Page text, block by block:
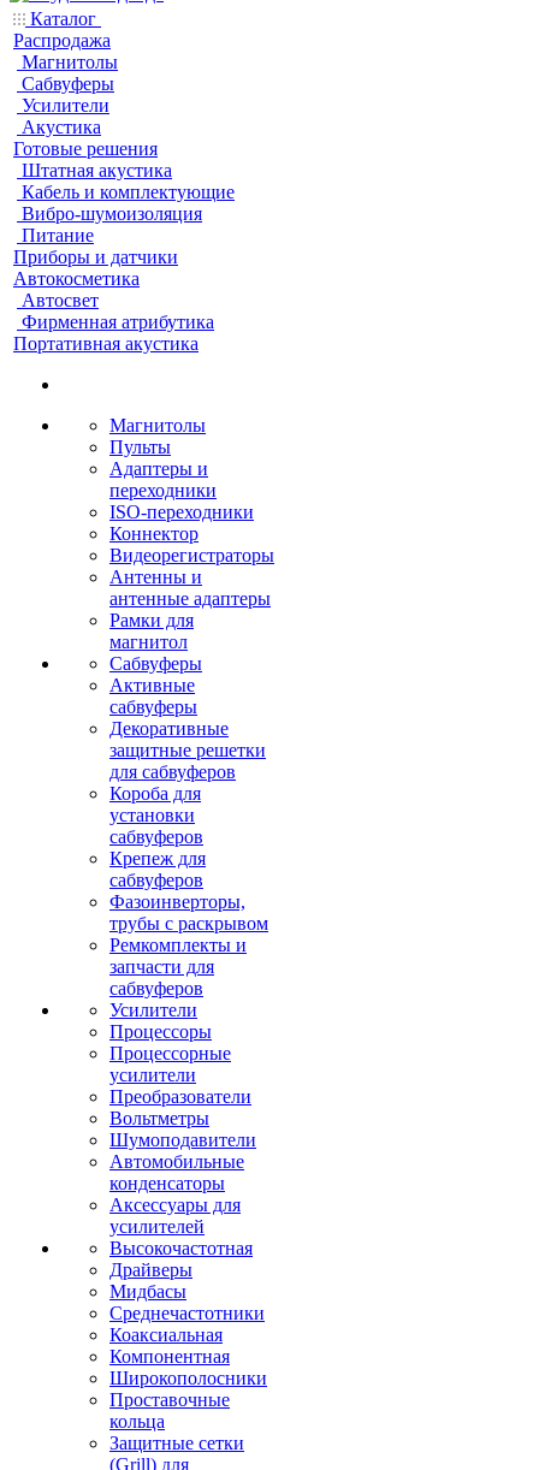
Каталог
Распродажа
Магнитолы
Сабвуферы
Усилители
Акустика
Готовые решения
Штатная акустика
Кабель и комплектующие
Вибро-шумоизоляция
Питание
Приборы и датчики
Автокосметика
Автосвет
Фирменная атрибутика
Портативная акустика
Магнитолы
Пульты
Адаптеры и
переходники
ISO-переходники
Коннектор
Видеорегистраторы
Антенны и
антенные адаптеры
Рамки для
магнитол
Сабвуферы
Активные
сабвуферы
Декоративные
защитные решетки
для сабвуферов
Короба для
установки
сабвуферов
Крепеж для
сабвуферов
Фазоинверторы,
трубы с раскрывом
Ремкомплекты и
запчасти для
сабвуферов
Усилители
Процессоры
Процессорные
усилители
Преобразователи
Вольтметры
Шумоподавители
Автомобильные
конденсаторы
Аксессуары для
усилителей
Высокочастотная
Драйверы
Мидбасы
Среднечастотники
Коаксиальная
Компонентная
Широкополосники
Проставочные
кольца
Защитные сетки
(Grill) для